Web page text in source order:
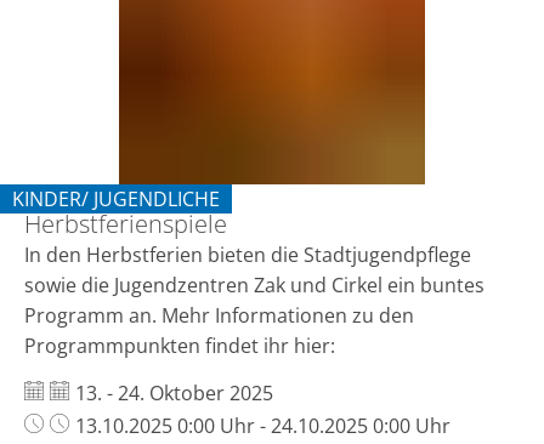
KINDER/ JUGENDLICHE
KATEGORIE: KINDER/ JUGENDLICHE
Herbstferienspiele
In den Herbstferien bieten die Stadtjugendpflege
sowie die Jugendzentren Zak und Cirkel ein buntes
Programm an. Mehr Informationen zu den
Programmpunkten findet ihr hier:
Datum:
13. - 24. Oktober 2025
Uhrzeit:
13.10.2025 0:00 Uhr - 24.10.2025 0:00 Uhr